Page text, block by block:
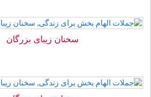
سخنان زیبای بزرگان